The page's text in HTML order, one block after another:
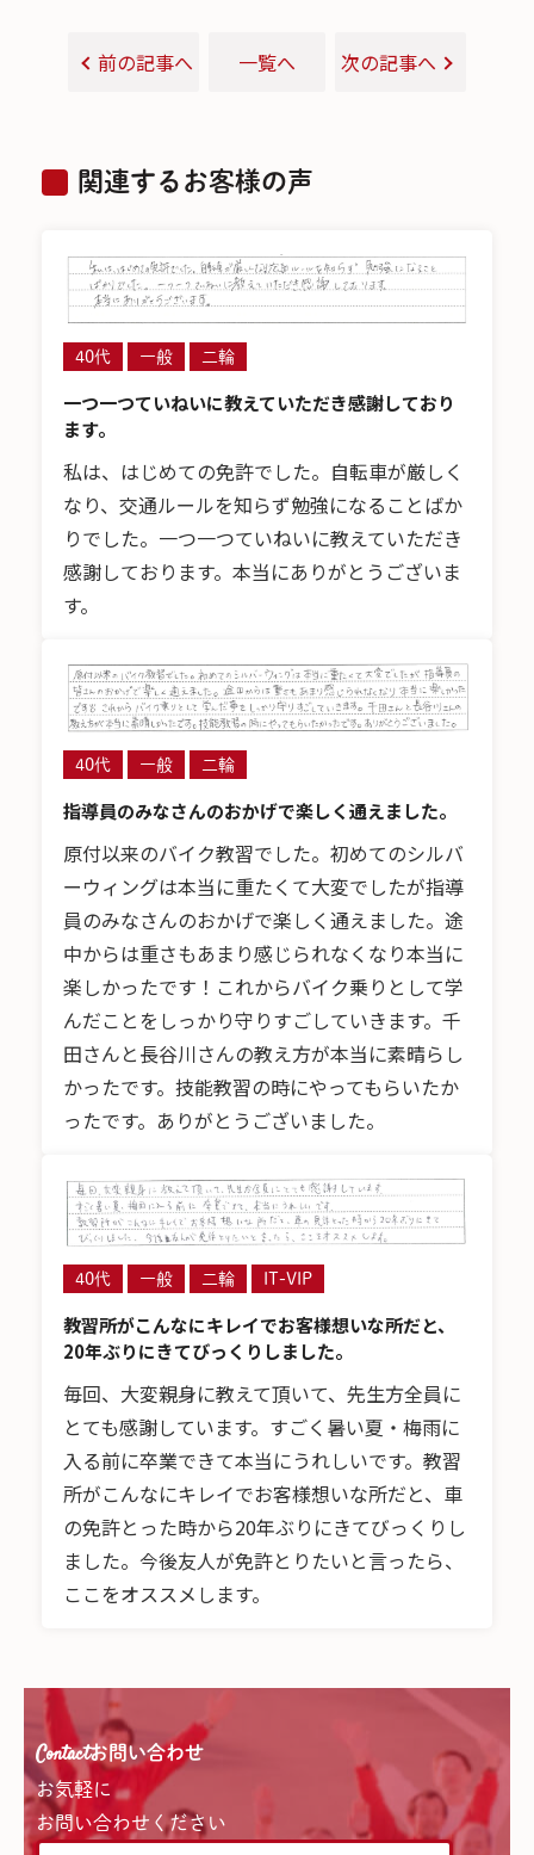
前の記事へ 一覧へ 次の記事へ
関連するお客様の声
40代 一般 二輪
一つ一つていねいに教えていただき感謝しており
ます。
私は、はじめての免許でした。自転車が厳しく
なり、交通ルールを知らず勉強になることばか
りでした。一つ一つていねいに教えていただき
感謝しております。本当にありがとうございま
す。
40代 一般 二輪
指導員のみなさんのおかげで楽しく通えました。
原付以来のバイク教習でした。初めてのシルバ
ーウィングは本当に重たくて大変でしたが指導
員のみなさんのおかげで楽しく通えました。途
中からは重さもあまり感じられなくなり本当に
楽しかったです！これからバイク乗りとして学
んだことをしっかり守りすごしていきます。千
田さんと長谷川さんの教え方が本当に素晴らし
かったです。技能教習の時にやってもらいたか
ったです。ありがとうございました。
40代 一般 二輪 IT-VIP
教習所がこんなにキレイでお客様想いな所だと、
20年ぶりにきてびっくりしました。
毎回、大変親身に教えて頂いて、先生方全員に
とても感謝しています。すごく暑い夏・梅雨に
入る前に卒業できて本当にうれしいです。教習
所がこんなにキレイでお客様想いな所だと、車
の免許とった時から20年ぶりにきてびっくりし
ました。今後友人が免許とりたいと言ったら、
ここをオススメします。
Contactお問い合わせ
お気軽に
お問い合わせください